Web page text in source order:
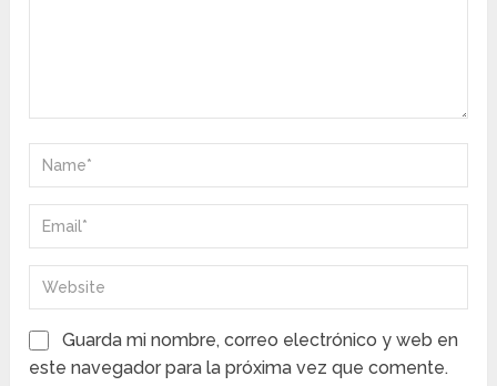
Guarda mi nombre, correo electrónico y web en
este navegador para la próxima vez que comente.